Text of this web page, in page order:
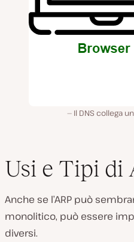
Il DNS collega
Usi e Tipi di
Anche se l’ARP può
monolitico, può essere
diversi.